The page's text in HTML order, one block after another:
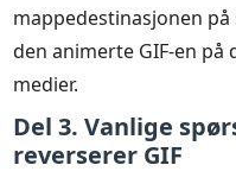
mappedestinasjonen
den animerte GIF-en
medier.
Del 3. Vanlige
reverserer GIF